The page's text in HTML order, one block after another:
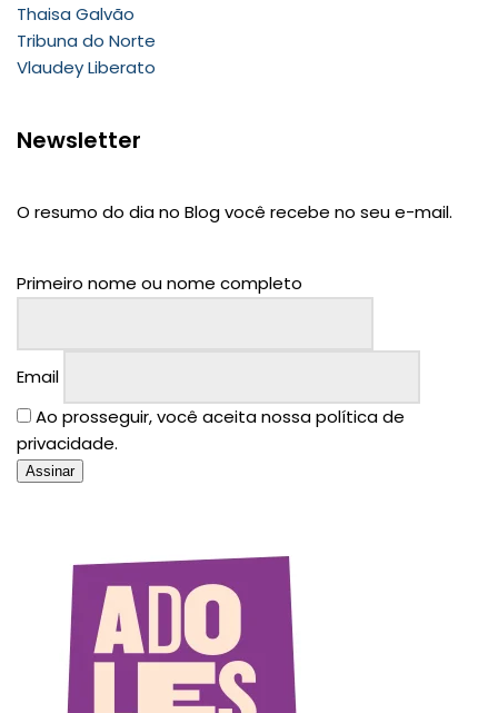
Thaisa Galvão
Tribuna do Norte
Vlaudey Liberato
Newsletter
O resumo do dia no Blog você recebe no seu e-mail.
Primeiro nome ou nome completo
Email
Ao prosseguir, você aceita nossa política de
privacidade.